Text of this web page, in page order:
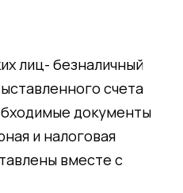
лиц- безналичный
счета
документы
и налоговая
вместе с